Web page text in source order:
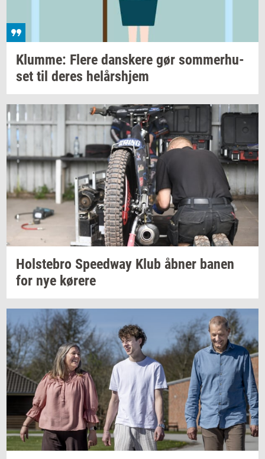
Klum­me: Flere dan­ske­re gør som­mer­hu­
set til deres helårs­hjem
Holste­bro Spe­edway Klub åbner banen
for nye kø­re­re